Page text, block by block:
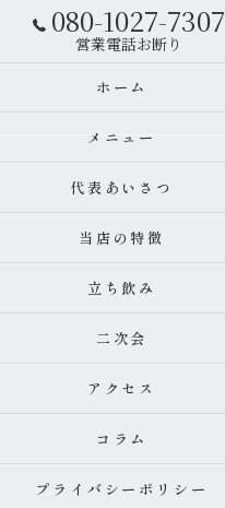
080-1027-7307
ホーム
メニュー
代表あいさつ
当店の特徴
立ち飲み
二次会
アクセス
コラム
プライバシーポリシー